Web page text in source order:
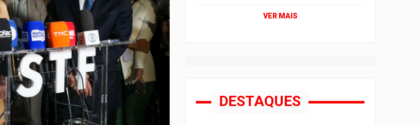
VER MAIS
DESTAQUES